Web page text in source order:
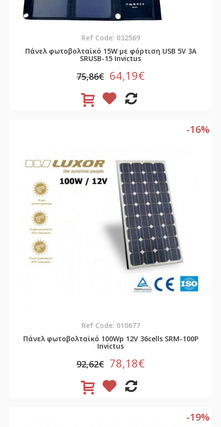
Ref Code: 032569
Πάνελ φωτοβολταϊκό 15W με φόρτιση USB 5V 3A
SRUSB-15 Invictus
75,86€ 64,19€
-16%
Ref Code: 010677
Πάνελ φωτοβολταϊκό 100Wp 12V 36cells SRM-100P
Invictus
92,62€ 78,18€
-19%